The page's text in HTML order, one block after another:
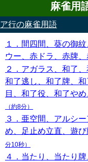
麻雀用
ア行の麻雀用語
１．間四間、葵の御
ウー、赤ドラ、赤牌
２．アガラス、和了
和了逃し、和了牌、
目、和了役、和了や
（約8分）
３．亜空間、アルシ
め、足止め立直、遊
分10秒）
４．当たり、当たり